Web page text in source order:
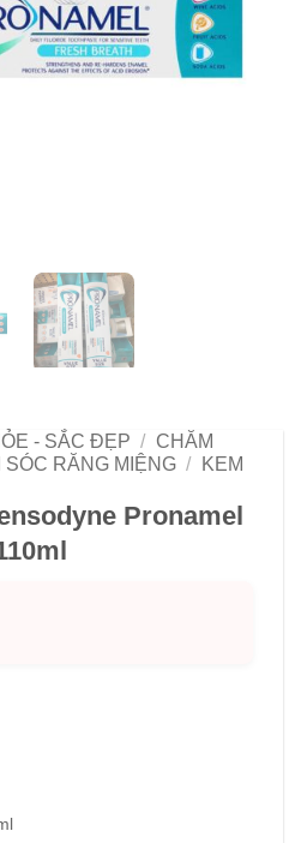
- SẮC ĐẸP / CHĂM
SÓC RĂNG MIỆNG /
KEM
Pronamel